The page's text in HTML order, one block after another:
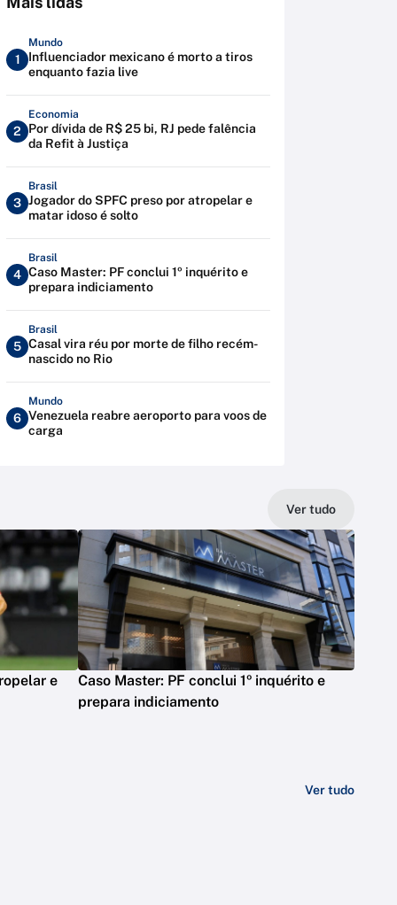
1
Mundo
Influenciador mexicano é morto a tiros
enquanto fazia live
2
Economia
Por dívida de R$ 25 bi, RJ pede falência
da Refit à Justiça
3
Brasil
Jogador do SPFC preso por atropelar e
matar idoso é solto
4
Brasil
Caso Master: PF conclui 1º inquérito e
prepara indiciamento
5
Brasil
Casal vira réu por morte de filho recém-
nascido no Rio
6
Mundo
Venezuela reabre aeroporto para voos de
carga
Ver tudo
e
Caso Master: PF conclui 1º inquérito e
prepara indiciamento
Ver tudo